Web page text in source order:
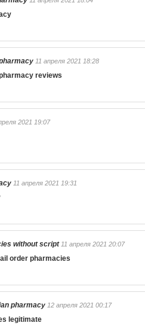
11 апреля 2021 18:28
reviews
2021 19:07
11 апреля 2021 19:31
without script11 апреля 2021 20:07
order pharmacies
pharmacy 12 апреля 2021 00:17
legitimate